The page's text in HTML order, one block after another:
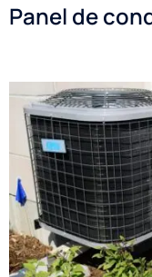
Panel de